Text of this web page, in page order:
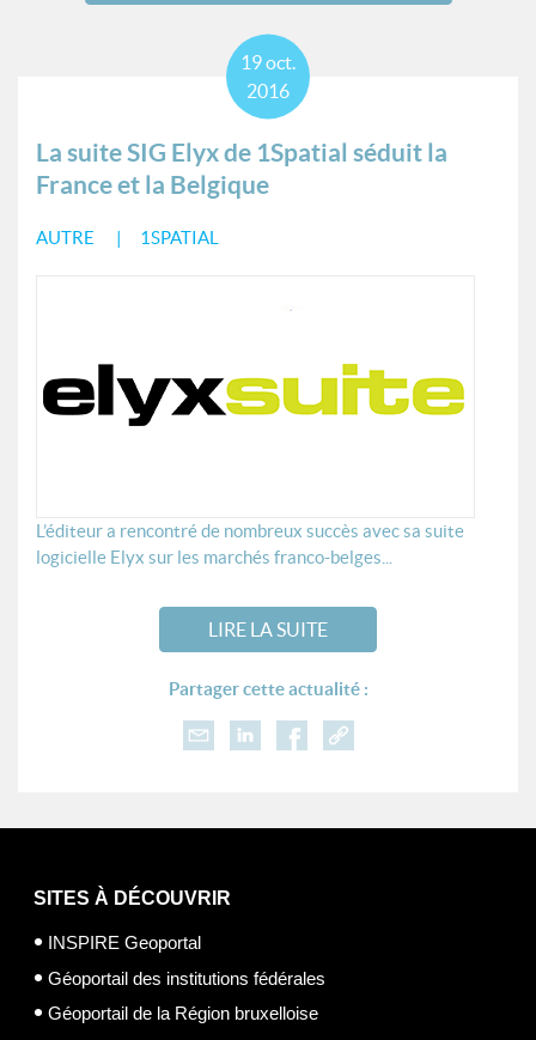
La suite SIG Elyx de 1Spatial séduit la
France et la Belgique
AUTRE 1SPATIAL
19oct.
2016
L’éditeur a rencontré de nombreux succès avec sa suite
logicielle Elyx sur les marchés franco-belges...
LIRE LA SUITE
Partager cette actualité :
SITES À DÉCOUVRIR
INSPIRE Geoportal
Géoportail des institutions fédérales
Géoportail de la Région bruxelloise